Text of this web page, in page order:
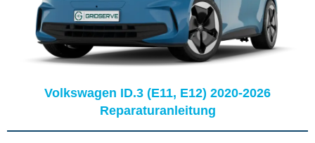
Volkswagen ID.3 (E11, E12) 2020-2026
Reparaturanleitung